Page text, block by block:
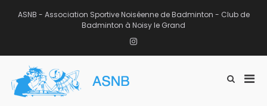
ASNB - Association Sportive Noiséenne de Badminton - Club de
Badminton à Noisy le Grand
Instagram
Afficher